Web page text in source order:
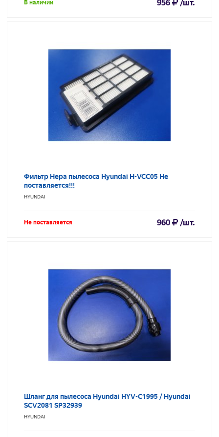
В наличии 956 /шт.
Фильтр Hepa пылесоса Hyundai H-VCC05 Не
поставляется!!!
HYUNDAI
Не поставляется 960 /шт.
Шланг для пылесоса Hyundai HYV-C1995 / Hyundai
SCV2081 SP32939
HYUNDAI